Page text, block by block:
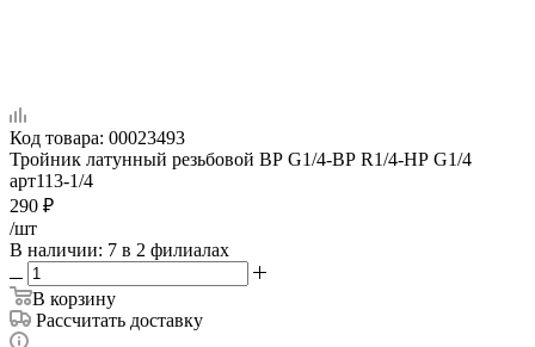
Код товара: 00023493
Тройник латунный резьбовой ВР G1/4-ВР R1/4-НР G1/4
арт113-1/4
290 ₽
/шт
В наличии: 7 в 2 филиалах
В корзину
Рассчитать доставку